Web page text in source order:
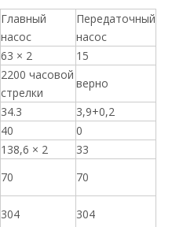
Главный
насос
Передаточный
насос
63 × 2
15
2200 часовой
стрелки
верно
34.3
3,9+0,2
40
0
138,6 × 2
33
70
70
304 304